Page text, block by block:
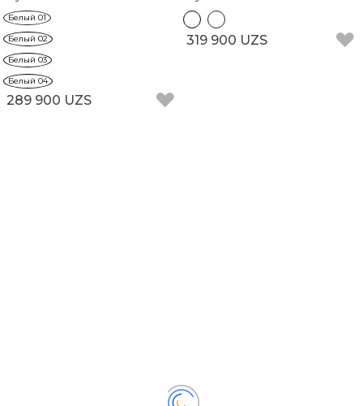
Белый 01
Белый 02
Белый 03
Белый 04
289 900 UZS
319 900 UZS